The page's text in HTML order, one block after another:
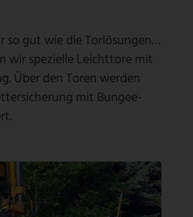
so gut wie die Torlösungen…
wir spezielle Leichttore mit
Über den Toren werden
mit Bungee-